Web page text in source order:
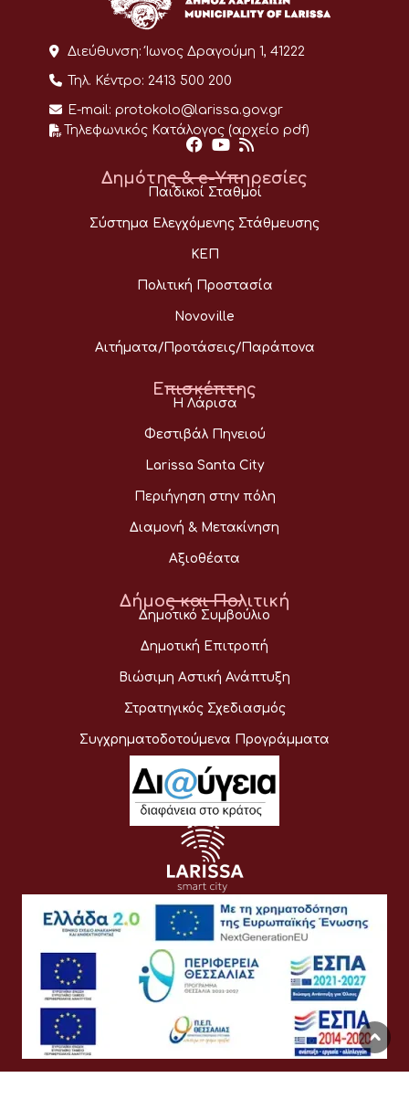
Διεύθυνση: Ίωνος Δραγούμη 1, 41222
Τηλ. Κέντρο: 2413 500 200
E-mail: protokolo@larissa.gov.gr
Τηλεφωνικός Κατάλογος (αρχείο pdf)
Δημότης & e-Υπηρεσίες
Παιδικοί Σταθμοί
Σύστημα Ελεγχόμενης Στάθμευσης
ΚΕΠ
Πολιτική Προστασία
Novoville
Αιτήματα/Προτάσεις/Παράπονα
Επισκέπτης
Η Λάρισα
Φεστιβάλ Πηνειού
Larissa Santa City
Περιήγηση στην πόλη
Διαμονή & Μετακίνηση
Αξιοθέατα
Δήμος και Πολιτική
Δημοτικό Συμβούλιο
Δημοτική Επιτροπή
Βιώσιμη Αστική Ανάπτυξη
Στρατηγικός Σχεδιασμός
Συγχρηματοδοτούμενα Προγράμματα